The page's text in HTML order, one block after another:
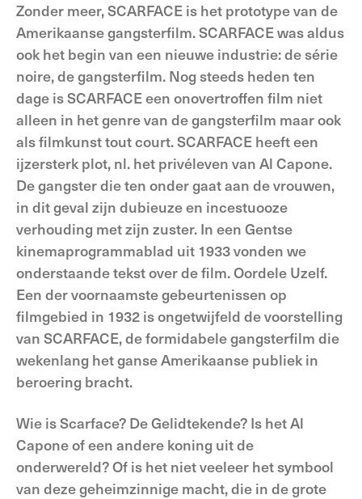
Zonder meer, SCARFACE is het prototype van de
Amerikaanse gangsterfilm. SCARFACE was aldus
ook het begin van een nieuwe industrie: de série
noire, de gangsterfilm. Nog steeds heden ten
dage is SCARFACE een onovertroffen film niet
alleen in het genre van de gangsterfilm maar ook
als filmkunst tout court. SCARFACE heeft een
ijzersterk plot, nl. het privéleven van Al Capone.
De gangster die ten onder gaat aan de vrouwen,
in dit geval zijn dubieuze en incestuooze
verhouding met zijn zuster. In een Gentse
kinemaprogrammablad uit 1933 vonden we
onderstaande tekst over de film. Oordele Uzelf.
Een der voornaamste gebeurtenissen op
filmgebied in 1932 is ongetwijfeld de voorstelling
van SCARFACE, de formidabele gangsterfilm die
wekenlang het ganse Amerikaanse publiek in
beroering bracht.
Wie is Scarface? De Gelidtekende? Is het Al
Capone of een andere koning uit de
onderwereld? Of is het niet veeleer het symbool
van deze geheimzinnige macht, die in de grote